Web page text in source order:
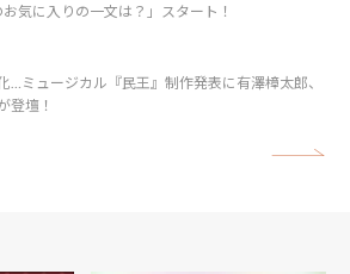
気に入りの一文は？」スタート！
…ミュージカル『民王』制作発表に有澤樟太郎、
登壇！